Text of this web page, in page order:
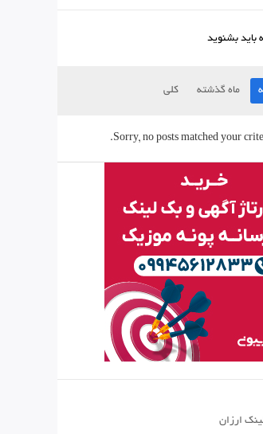
باید بشنوید
ماه گذشته کلی
Sorry, no posts matched your
ارزان